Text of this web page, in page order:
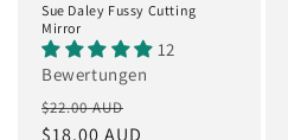
Sue Daley Fussy Cutting
Mirror
12
Bewertungen
Normaler
Preis
$22.00 AUD
$18.00 AUD